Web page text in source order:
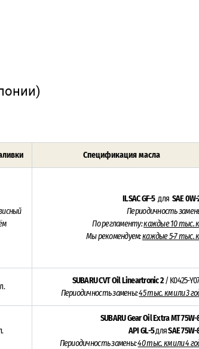
Спецификация масла
ILSAC GF-5для SAE
Периодичность
По регламенту:каждые 10 тыс.
Мы рекомендуем:каждые 5-7 тыс.
SUBARU CVT Oil Lineartronic 2/ K0425-
Периодичность замены:45тыс. км или 3
SUBARU Gear Oil Extra MT
API GL-5дляSAE
Периодичность замены:40 тыс. км или 4